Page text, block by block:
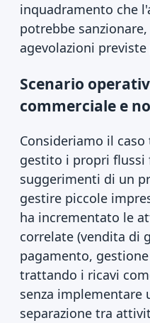
inquadramento che
potrebbe
agevolazioni
Scenario
commerciale e
Consideriamo il
gestito i propri flussi
suggerimenti di un
gestire piccole
ha incrementato le
correlate (vendita di
pagamento,
trattando i ricavi
senza implementare
separazione tra